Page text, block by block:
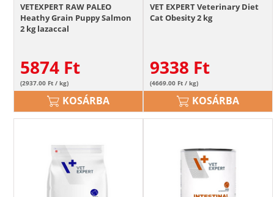
VETEXPERT RAW PALEO
Heathy Grain Puppy Salmon
2 kg lazaccal
5874 Ft
(2937.00 Ft / kg)
KOSÁRBA
VET EXPERT Veterinary Diet
Cat Obesity 2 kg
9338 Ft
(4669.00 Ft / kg)
KOSÁRBA